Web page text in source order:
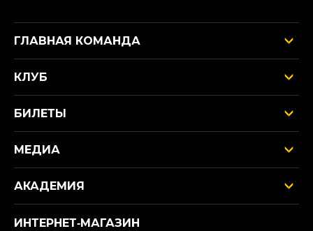
ГЛАВНАЯ КОМАНДА
КЛУБ
БИЛЕТЫ
МЕДИА
АКАДЕМИЯ
ИНТЕРНЕТ‑МАГАЗИН